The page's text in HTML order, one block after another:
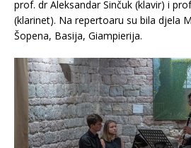
prof. dr Aleksandar Sinčuk (klavir) i
(klarinet). Na repertoaru su bila djela
Šopena, Basija, Giampierija.